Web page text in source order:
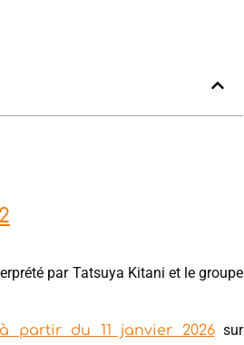
par Tatsuya Kitani et le groupe
du 11 janvier 2026sur